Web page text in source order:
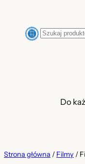
Szukaj
Do
Strona główna / Filmy /